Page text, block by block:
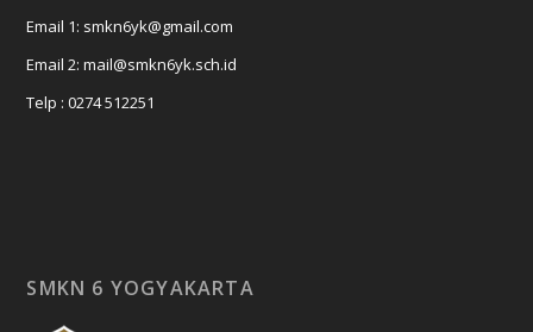
Email 1: smkn6yk@gmail.com
Email 2: mail@smkn6yk.sch.id
Telp : 0274 512251
SMKN 6 YOGYAKARTA